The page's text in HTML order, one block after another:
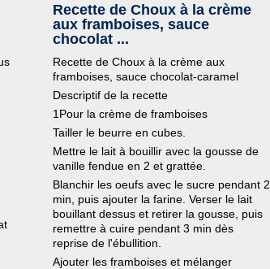
Recette de Choux à la crème
aux framboises, sauce
chocolat ...
Recette de Choux à la crème aux
framboises, sauce chocolat-caramel
Descriptif de la recette
1Pour la crème de framboises
Tailler le beurre en cubes.
Mettre le lait à bouillir avec la gousse de
vanille fendue en 2 et grattée.
Blanchir les oeufs avec le sucre pendant 2
min, puis ajouter la farine. Verser le lait
bouillant dessus et retirer la gousse, puis
remettre à cuire pendant 3 min dès
reprise de l'ébullition.
Ajouter les framboises et mélanger